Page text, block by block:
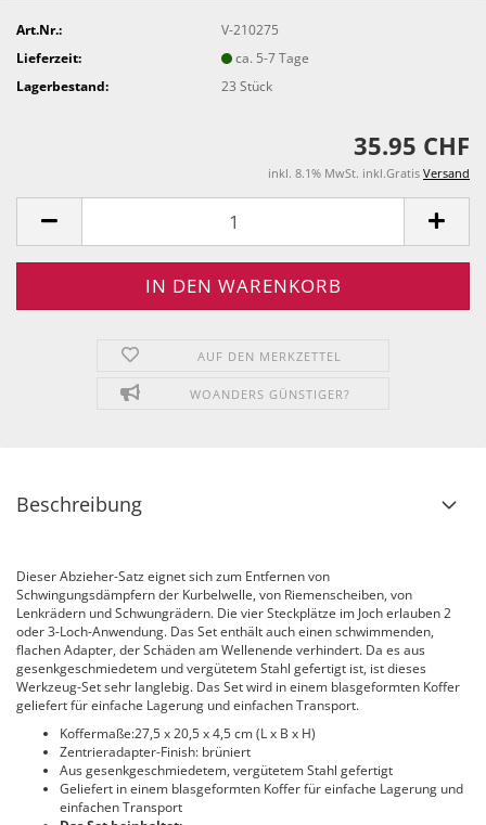
Art.Nr.:
V-210275
Lieferzeit:
ca. 5-7 Tage
Lagerbestand:
23Stück
35.95 CHF
inkl. 8.1% MwSt. inkl.Gratis Versand
AUF DEN MERKZETTEL
WOANDERS GÜNSTIGER?
Beschreibung
Dieser Abzieher-Satz eignet sich zum Entfernen von
Schwingungsdämpfern der Kurbelwelle, von Riemenscheiben, von
Lenkrädern und Schwungrädern. Die vier Steckplätze im Joch erlauben 2
oder 3-Loch-Anwendung. Das Set enthält auch einen schwimmenden,
flachen Adapter, der Schäden am Wellenende verhindert. Da es aus
gesenkgeschmiedetem und vergütetem Stahl gefertigt ist, ist dieses
Werkzeug-Set sehr langlebig. Das Set wird in einem blasgeformten Koffer
geliefert für einfache Lagerung und einfachen Transport.
Koffermaße:27,5 x 20,5 x 4,5 cm (L x B x H)
Zentrieradapter-Finish: brüniert
Aus gesenkgeschmiedetem, vergütetem Stahl gefertigt
Geliefert in einem blasgeformten Koffer für einfache Lagerung und
einfachen Transport